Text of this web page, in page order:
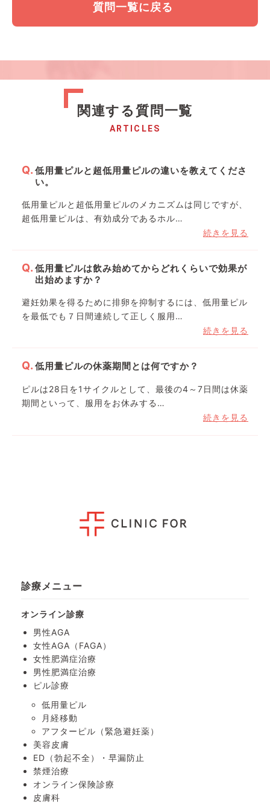
質問一覧に戻る
関連する質問一覧
ARTICLES
低用量ピルと超低用量ピルの違いを教えてくださ
い。
低用量ピルと超低用量ピルのメカニズムは同じですが、
超低用量ピルは、有効成分であるホル…
続きを見る
低用量ピルは飲み始めてからどれくらいで効果が
出始めますか？
避妊効果を得るために排卵を抑制するには、低用量ピル
を最低でも７日間連続して正しく服用…
続きを見る
低用量ピルの休薬期間とは何ですか？
ピルは28日を1サイクルとして、最後の4～7日間は休薬
期間といって、服用をお休みする…
続きを見る
診療メニュー
オンライン診療
男性AGA
女性AGA（FAGA）
女性肥満症治療
男性肥満症治療
ピル診療
低用量ピル
月経移動
アフターピル （緊急避妊薬）
美容皮膚
ED（勃起不全）・ 早漏防止
禁煙治療
オンライン保険診療
皮膚科